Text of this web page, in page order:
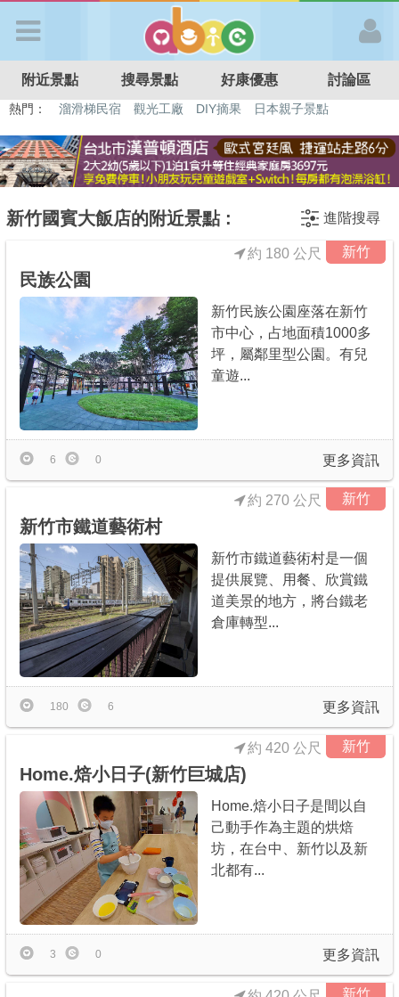
APP登入
首 頁
最新消息
最新留言
商家合作
推薦景點
討論區
聯絡我們
APP下載
附近景點 搜尋景點 好康優惠 討論區
熱門： 溜滑梯民宿 觀光工廠 DIY摘果
日本親子景點
新竹國賓大飯店的附近景點 : 進階搜尋
新竹
約 180 公尺
民族公園
新竹民族公園座落在新竹
市中心，占地面積1000多
坪，屬鄰里型公園。有兒
童遊...
更多資訊
6 0
新竹
約 270 公尺
新竹市鐵道藝術村
新竹市鐵道藝術村是一個
提供展覽、用餐、欣賞鐵
道美景的地方，將台鐵老
倉庫轉型...
更多資訊
180 6
新竹
約 420 公尺
Home.焙小日子(新竹巨城店)
Home.焙小日子是間以自
己動手作為主題的烘焙
坊，在台中、新竹以及新
北都有...
更多資訊
3 0